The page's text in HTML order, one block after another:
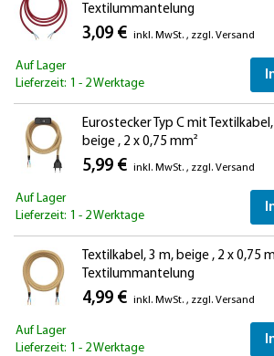
Textilummantelung
3,09 € inkl. MwSt. , zzgl. Versand
Auf Lager
Lieferzeit: 1 - 2 Werktage
Eurostecker Typ C mit
beige , 2 x 0,75 mm²
5,99 € inkl. MwSt. , zzgl. Versand
Auf Lager
Lieferzeit: 1 - 2 Werktage
Textilkabel, 3 m, beige , 2 x 0,75
Textilummantelung
4,99 € inkl. MwSt. , zzgl. Versand
Auf Lager
Lieferzeit: 1 - 2 Werktage